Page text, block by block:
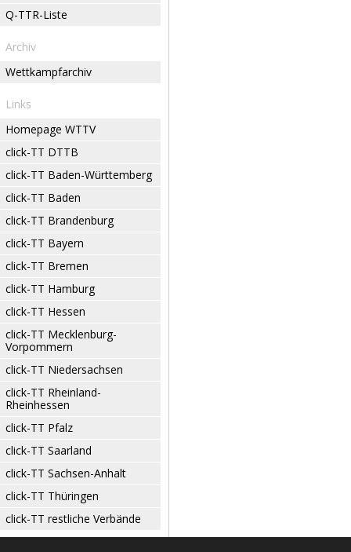
Q-TTR-Liste
Archiv
Wettkampfarchiv
Links
Homepage WTTV
click-TT DTTB
click-TT Baden-Württemberg
click-TT Baden
click-TT Brandenburg
click-TT Bayern
click-TT Bremen
click-TT Hamburg
click-TT Hessen
click-TT Mecklenburg-
Vorpommern
click-TT Niedersachsen
click-TT Rheinland-
Rheinhessen
click-TT Pfalz
click-TT Saarland
click-TT Sachsen-Anhalt
click-TT Thüringen
click-TT restliche Verbände